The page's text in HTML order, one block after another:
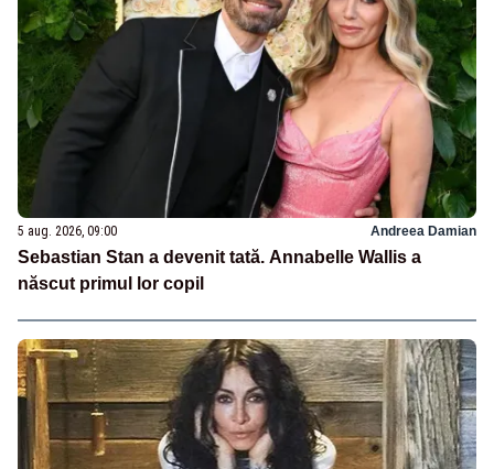
5 aug. 2026, 09:00 Andreea Damian
Sebastian Stan a devenit tată. Annabelle Wallis a
născut primul lor copil